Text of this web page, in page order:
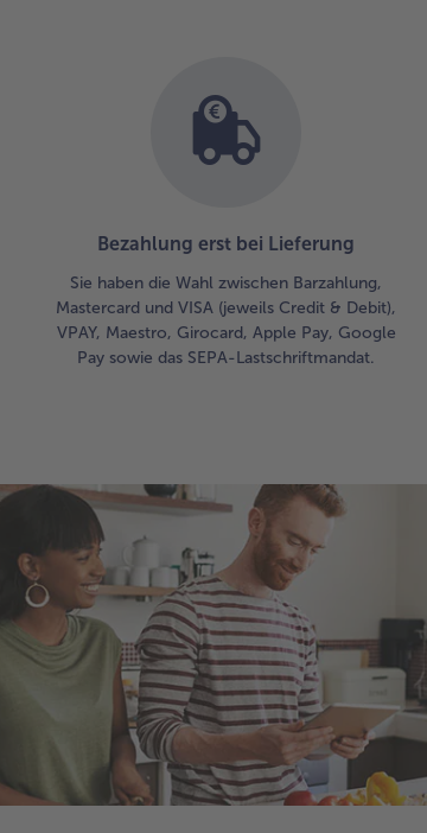
Bezahlung erst bei Lieferung
Sie haben die Wahl zwischen Barzahlung,
Mastercard und VISA (jeweils Credit & Debit),
VPAY, Maestro, Girocard, Apple Pay, Google
Pay sowie das SEPA-Lastschriftmandat.